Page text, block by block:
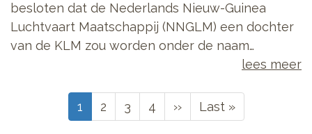
besloten dat de Nederlands Nieuw-Guinea
Luchtvaart Maatschappij (NNGLM) een dochter
van de KLM zou worden onder de naam…
lees meer
Paginering
Huidige
pagina
1 Page
2 Page
3 Page
4
Volgende
pagina
››
Laatste
pagina
Last »